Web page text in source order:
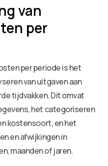
van
per
per periode is het
van uitgaven aan
tijdvakken. Dit omvat
het categoriseren
kostensoort, en het
en afwijkingen in
maanden of jaren.